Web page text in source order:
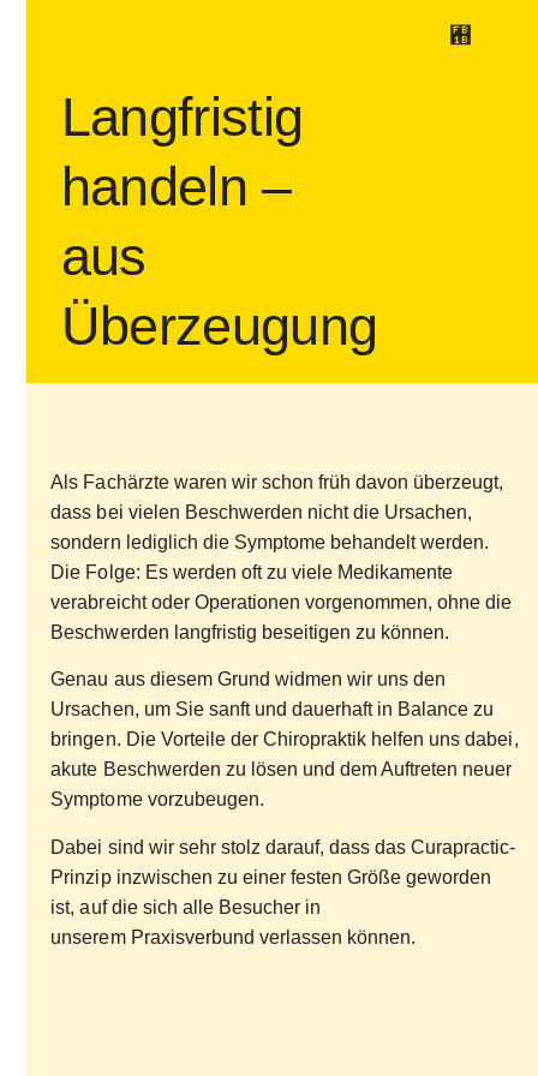
Langfristig
handeln –
aus
Überzeugung
Als Fachärzte waren wir schon früh davon überzeugt,
dass bei vielen Beschwerden nicht die Ursachen,
sondern lediglich die Symptome behandelt werden.
Die Folge: Es werden oft zu viele Medikamente
verabreicht oder Operationen vorgenommen, ohne die
Beschwerden langfristig beseitigen zu können.
Genau aus diesem Grund widmen wir uns den
Ursachen, um Sie sanft und dauerhaft in Balance zu
bringen. Die Vorteile der Chiropraktik helfen uns dabei,
akute Beschwerden zu lösen und dem Auftreten neuer
Symptome vorzubeugen.
Dabei sind wir sehr stolz darauf, dass dasCurapractic-
Prinzipinzwischen zu einer festen Größe geworden
ist, auf die sich alle Besucher in
unserem Praxisverbund verlassen können.